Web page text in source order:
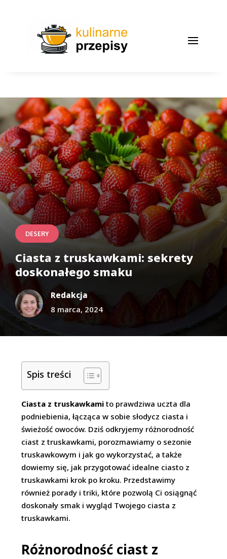
DESERY
Ciasta z truskawkami: sekrety
doskonałego smaku
Redakcja
8 marca, 2024
Spis treści
Ciasta z truskawkami to prawdziwa uczta dla
podniebienia, łącząca w sobie słodycz ciasta i
świeżość owoców. Dziś odkryjemy różnorodność
ciast z truskawkami, porozmawiamy o sezonie
truskawkowym i jak go wykorzystać, a także
dowiemy się, jak przygotować idealne ciasto z
truskawkami krok po kroku. Przedstawimy
również porady i triki, które pozwolą Ci osiągnąć
doskonały smak i wygląd Twojego ciasta z
truskawkami.
Różnorodność ciast z